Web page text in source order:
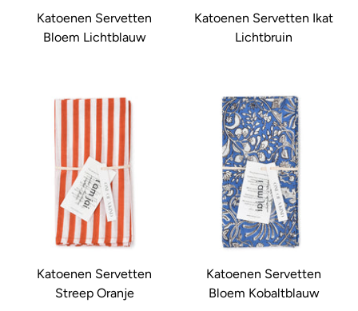
Katoenen Servetten
Bloem Lichtblauw
Katoenen Servetten Ikat
Lichtbruin
Katoenen Servetten
Streep Oranje
Katoenen Servetten
Bloem Kobaltblauw